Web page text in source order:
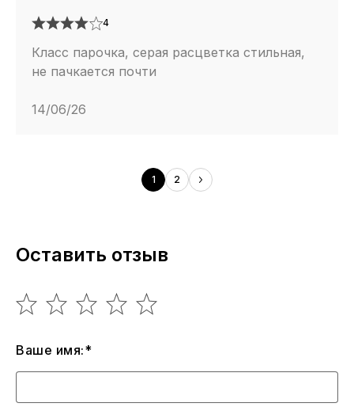
4
Класс парочка, серая расцветка стильная,
не пачкается почти
14/06/26
1 2
Оставить отзыв
Ваше имя:*